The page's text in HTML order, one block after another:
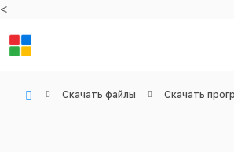
<
Скачать файлы Скачать